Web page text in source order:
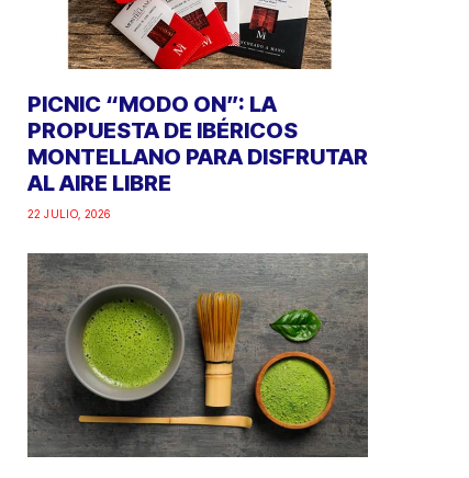
PICNIC “MODO ON”: LA
PROPUESTA DE IBÉRICOS
MONTELLANO PARA DISFRUTAR
AL AIRE LIBRE
22 JULIO, 2026